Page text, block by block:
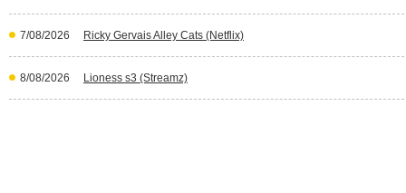
7/08/2026 Ricky Gervais Alley Cats (Netflix)
8/08/2026 Lioness s3 (Streamz)